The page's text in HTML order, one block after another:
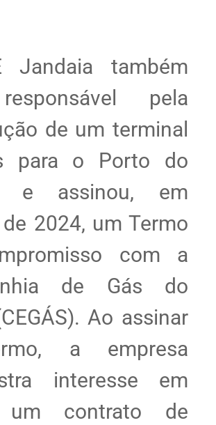
Jandaia também
pela
de um terminal
para o Porto do
e assinou, em
2024, um Termo
com a
de Gás do
Ao assinar
a empresa
interesse em
um contrato de